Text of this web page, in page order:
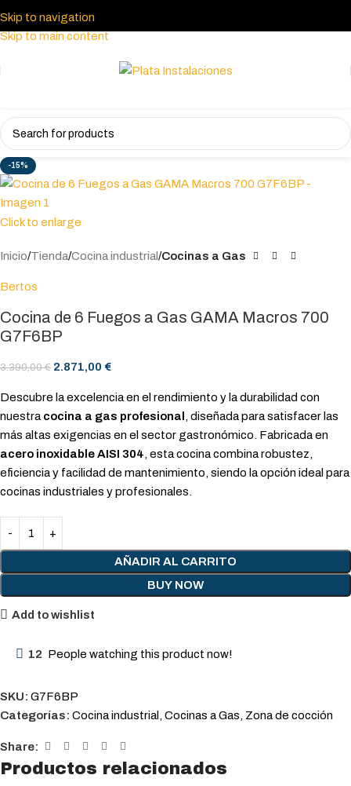
Skip to navigation
Skip to main content
-15%
Click to enlarge
Inicio Tienda Cocina industrial Cocinas a Gas
Bertos
Cocina de 6 Fuegos a Gas GAMA Macros 700
G7F6BP
3.390,00€ 2.871,00 €
Descubre la excelencia en el rendimiento y la durabilidad con
nuestra cocina a gas profesional , diseñada para satisfacer las
más altas exigencias en el sector gastronómico. Fabricada en
acero inoxidable AISI 304, esta cocina combina robustez,
eficiencia y facilidad de mantenimiento, siendo la opción ideal para
cocinas industriales y profesionales.
AÑADIR AL CARRITO
BUY NOW
Add to wishlist
12 People watching this product now!
SKU: G7F6BP
Categorías: Cocina industrial , Cocinas a Gas, Zona de cocción
Share:
Productos relacionados